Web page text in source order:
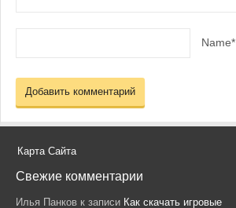
Name*
Карта Сайта
Свежие комментарии
Илья Панков к записи Как скачать игровые